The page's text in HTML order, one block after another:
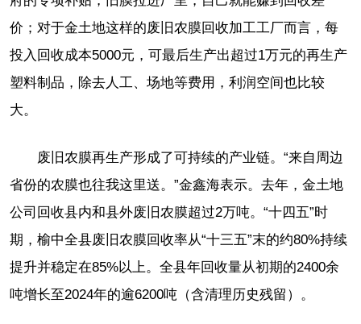
价；对于金土地这样的废旧农膜回收加工工厂而言，每
投入回收成本5000元，可最后生产出超过1万元的再生产
塑料制品，除去人工、场地等费用，利润空间也比较
大。
废旧农膜再生产形成了可持续的产业链。“来自周边
省份的农膜也往我这里送。”金鑫海表示。去年，金土地
公司回收县内和县外废旧农膜超过2万吨。“十四五”时
期，榆中全县废旧农膜回收率从“十三五”末的约80%持续
提升并稳定在85%以上。全县年回收量从初期的2400余
吨增长至2024年的逾6200吨（含清理历史残留）。